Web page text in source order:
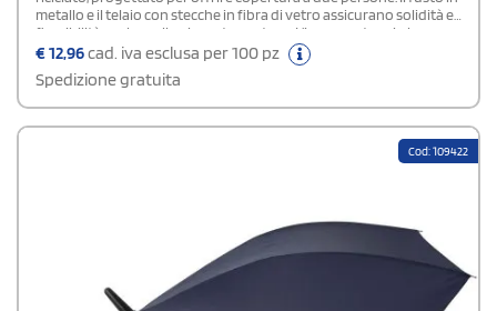
metallo e il telaio con stecche in fibra di vetro assicurano solidità e
flessibilità anche nelle giornate ventose. L’impugnatura in legno e
il tessuto riciclato lo rendono una proposta di gadget sostenibile.
Consente un'ampia area di personalizzazione.
€12,96cad. iva esclusa per 100 pz
Spedizione gratuita
Cod: 109422